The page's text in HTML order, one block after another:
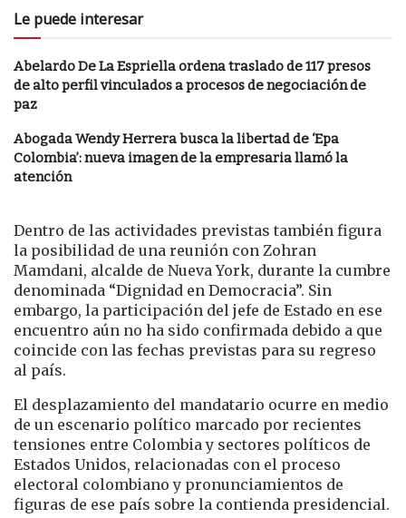
Le puede interesar
Abelardo De La Espriella ordena traslado de 117 presos
de alto perfil vinculados a procesos de negociación de
paz
Abogada Wendy Herrera busca la libertad de ‘Epa
Colombia’: nueva imagen de la empresaria llamó la
atención
Dentro de las actividades previstas también figura
la posibilidad de una reunión con Zohran
Mamdani, alcalde de Nueva York, durante la cumbre
denominada “Dignidad en Democracia”. Sin
embargo, la participación del jefe de Estado en ese
encuentro aún no ha sido confirmada debido a que
coincide con las fechas previstas para su regreso
al país.
El desplazamiento del mandatario ocurre en medio
de un escenario político marcado por recientes
tensiones entre Colombia y sectores políticos de
Estados Unidos, relacionadas con el proceso
electoral colombiano y pronunciamientos de
figuras de ese país sobre la contienda presidencial.